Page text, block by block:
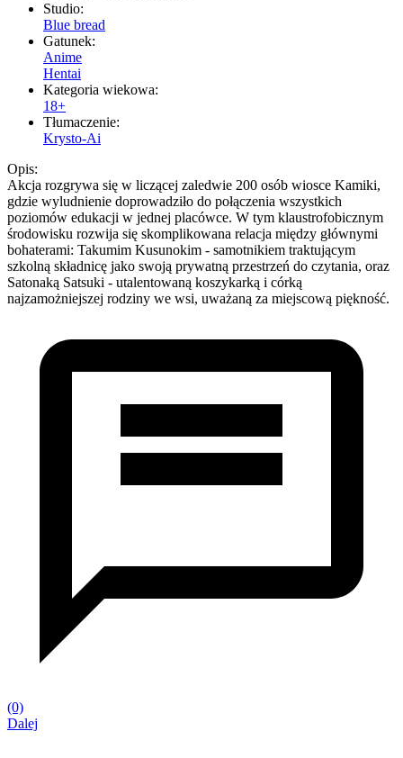
Studio:
Blue bread
Gatunek:
Anime
Hentai
Kategoria wiekowa:
18+
Tłumaczenie:
Krysto-Ai
Opis:
Akcja rozgrywa się w liczącej zaledwie 200 osób wiosce Kamiki,
gdzie wyludnienie doprowadziło do połączenia wszystkich
poziomów edukacji w jednej placówce. W tym klaustrofobicznym
środowisku rozwija się skomplikowana relacja między głównymi
bohaterami: Takumim Kusunokim - samotnikiem traktującym
szkolną składnicę jako swoją prywatną przestrzeń do czytania, oraz
Satonaką Satsuki - utalentowaną koszykarką i córką
najzamożniejszej rodziny we wsi, uważaną za miejscową piękność.
(0)
Dalej